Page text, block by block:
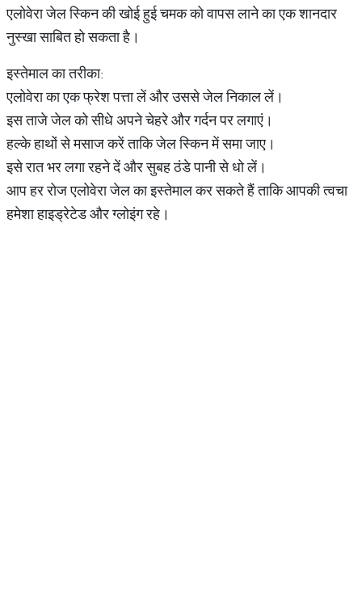
एलोवेरा जेल स्किन की खोई हुई चमक को वापस लाने का एक शानदार
नुस्खा साबित हो सकता है।
इस्तेमाल का तरीका:
एलोवेरा का एक फ्रेश पत्ता लें और उससे जेल निकाल लें।
इस ताजे जेल को सीधे अपने चेहरे और गर्दन पर लगाएं।
हल्के हाथों से मसाज करें ताकि जेल स्किन में समा जाए।
इसे रात भर लगा रहने दें और सुबह ठंडे पानी से धो लें।
आप हर रोज एलोवेरा जेल का इस्तेमाल कर सकते हैं ताकि आपकी त्वचा
हमेशा हाइड्रेटेड और ग्लोइंग रहे।